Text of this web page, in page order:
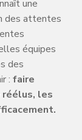
une
des attentes
équipes
des
: faire
réélus, les